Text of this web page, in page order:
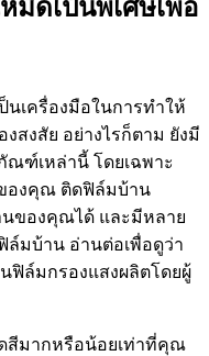
ดเป็นพิเศษเพื่อ
นเครื่องมือในการทำให้
สงสัย อย่างไรก็ตาม ยังมี
ณฑ์เหล่านี้ โดยเฉพาะ
องคุณ ติดฟิล์มบ้าน
ของคุณได้ และมีหลาย
ล์มบ้าน อ่านต่อเพื่อดูว่า
ฟิล์มกรองแสงผลิตโดยผู้
สีมากหรือน้อยเท่าที่คุณ